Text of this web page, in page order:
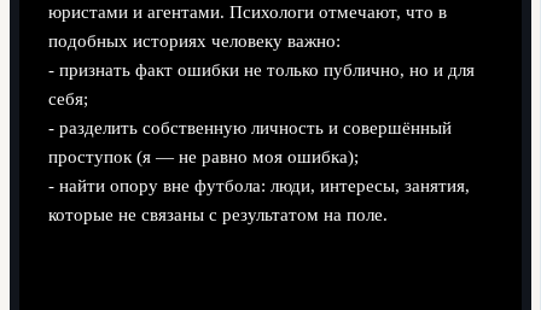
юристами и агентами. Психологи отмечают, что в
подобных историях человеку важно:
- признать факт ошибки не только публично, но и для
себя;
- разделить собственную личность и совершённый
проступок (я — не равно моя ошибка);
- найти опору вне футбола: люди, интересы, занятия,
которые не связаны с результатом на поле.